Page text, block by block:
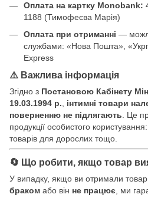
Оплата на картку Monobank:
1188 (Тимофеєва Марія)
Оплата при отриманні —
службами: «Нова Пошта»,
Express
⚠️ Важлива інформація
Згідно з Постановою Кабінету
19.03.1994 р.
інтимні товари
поверненню не підлягають . Це
продукції особистого
товарів для дорослих тощо.
🔄 Що робити, якщо товар
У випадку, якщо ви отримали товар
браком або він не працює , ми